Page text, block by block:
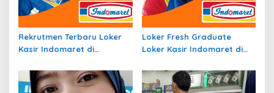
Rekrutmen Terbaru Loker
Kasir Indomaret di
Kab. Jember Tahun 2026
Loker Fresh Graduate
Loker Kasir Indomaret di
Tengah, Kab. Kotabaru
Tahun 2026